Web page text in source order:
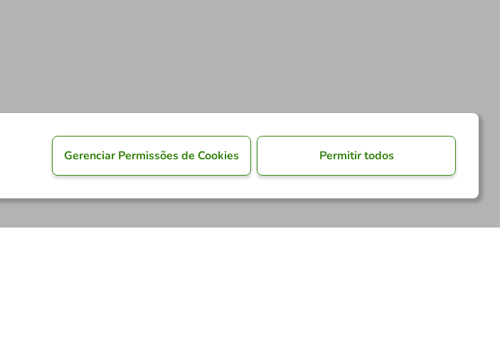
Gerenciar Permissões de Cookies Permitir todos